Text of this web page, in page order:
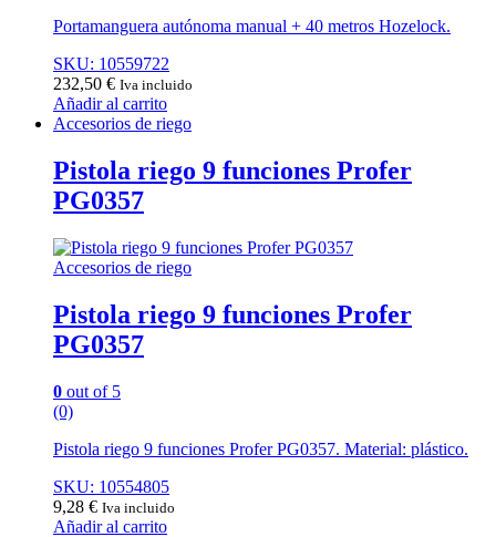
Portamanguera autónoma manual + 40 metros Hozelock.
SKU: 10559722
232,50 € Iva incluido
Añadir al carrito
Accesorios de riego
Pistola riego 9 funciones Profer
PG0357
Accesorios de riego
Pistola riego 9 funciones Profer
PG0357
0 out of 5
(0)
Pistola riego 9 funciones Profer PG0357. Material: plástico.
SKU: 10554805
9,28 € Iva incluido
Añadir al carrito